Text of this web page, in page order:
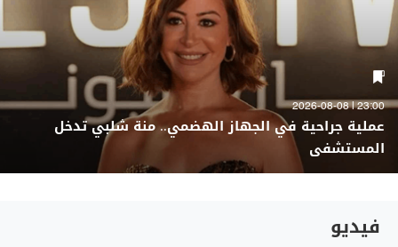
23:00 | 2026-08-08
عملية جراحية في الجهاز الهضمي.. منة شلبي تدخل
المستشفى
فيديو